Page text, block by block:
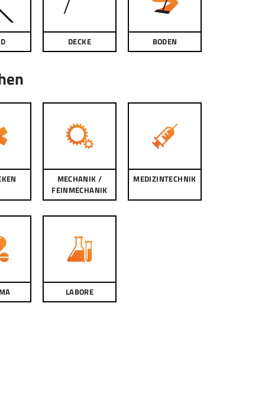
DECKE BODEN
MECHANIK /
FEINMECHANIK
MEDIZINTECHNIK
LABORE